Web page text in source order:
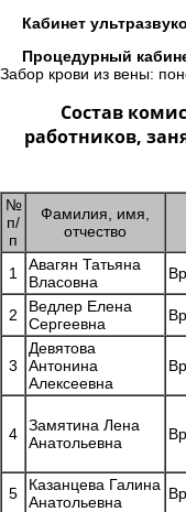
Кабинет
Процедурный
Забор крови из вены:
Состав
работников,
№
п/
п
Фамилия, имя,
отчество
1
Авагян Татьяна
Власовна
2
Ведлер Елена
Сергеевна
3
Девятова
Антонина
Алексеевна
4
Замятина Лена
Анатольевна
5
Казанцева Галина
Анатольевна